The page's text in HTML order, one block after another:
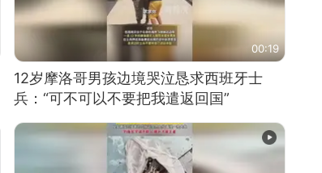
00:19
12岁摩洛哥男孩边境哭泣恳求西班牙士
兵：“可不可以不要把我遣返回国”